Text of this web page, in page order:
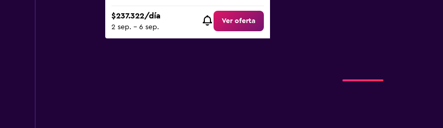
$237.322/día
2 sep. - 6 sep.
Ver oferta